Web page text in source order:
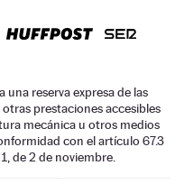
una reserva expresa de las
prestaciones accesibles
mecánica u otros medios
con el artículo 67.3
de 2 de noviembre.